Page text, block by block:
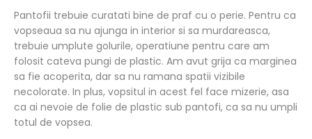
Pantofii trebuie curatati bine de praf cu o perie. Pentru ca
vopseaua sa nu ajunga in interior si sa murdareasca,
trebuie umplute golurile, operatiune pentru care am
folosit cateva pungi de plastic. Am avut grija ca marginea
sa fie acoperita, dar sa nu ramana spatii vizibile
necolorate. In plus, vopsitul in acest fel face mizerie, asa
ca ai nevoie de folie de plastic sub pantofi, ca sa nu umpli
totul de vopsea.